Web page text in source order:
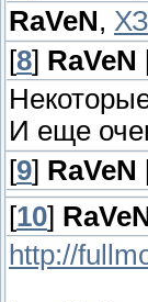
RaVeN, ХЗ
[8] RaVeN
И еще
[9] RaVeN
[10]
http://